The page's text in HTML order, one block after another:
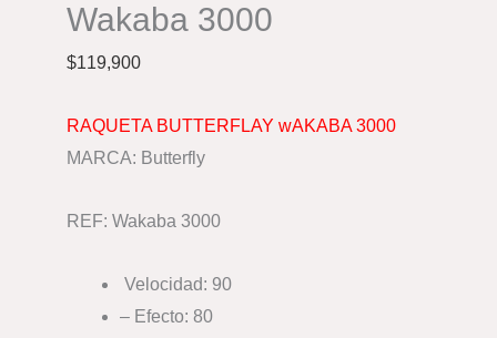
Wakaba 3000
$119,900
RAQUETA BUTTERFLAY wAKABA 3000
MARCA: Butterfly
REF: Wakaba 3000
Velocidad: 90
– Efecto: 80